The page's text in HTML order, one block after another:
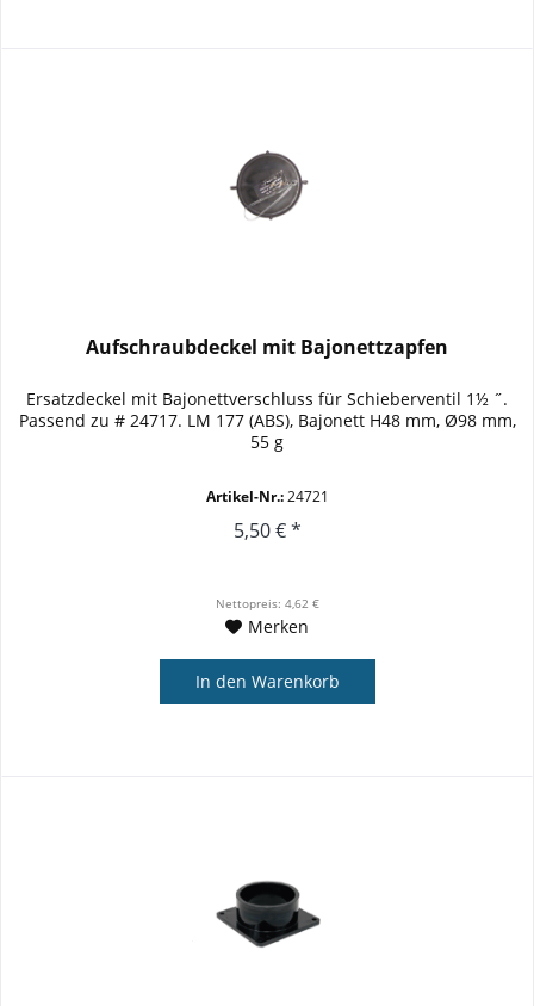
Aufschraubdeckel mit Bajonettzapfen
Ersatzdeckel mit Bajonettverschluss für Schieberventil 1½ ˝.
Passend zu # 24717. LM 177 (ABS), Bajonett H48 mm, Ø98 mm,
55 g
Artikel-Nr.:24721
5,50 € *
Nettopreis: 4,62 €
Merken
In den Warenkorb